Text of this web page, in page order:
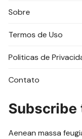
Sobre
Termos de Uso
Politicas de
Contato
Subscribe
Aenean massa